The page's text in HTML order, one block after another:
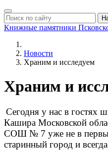
Книжные памятники
Новости
Храним и исследуем
Храним и
Сегодня у нас в гостях
Кашира Московской
СОШ № 7 уже не в
старинный город и